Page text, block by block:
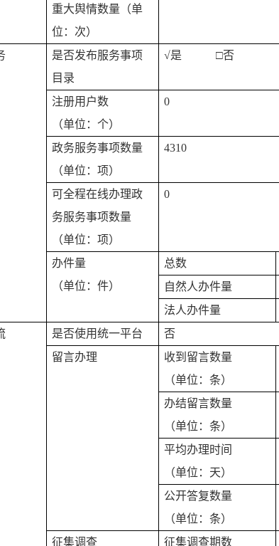
重大舆情数量（单
位：次）
是否发布服务事项
目录
√是 □否
注册用户数
（单位：个）
0
政务服务事项数量
（单位：项）
4310
可全程在线办理政
务服务事项数量
（单位：项）
0
办件量
（单位：件）
总数
自然人办件量
法人办件量
是否使用统一平台
否
留言办理
收到留言数量
（单位：条）
办结留言数量
（单位：条）
平均办理时间
（单位：天）
公开答复数量
（单位：条）
征集调查
征集调查期数